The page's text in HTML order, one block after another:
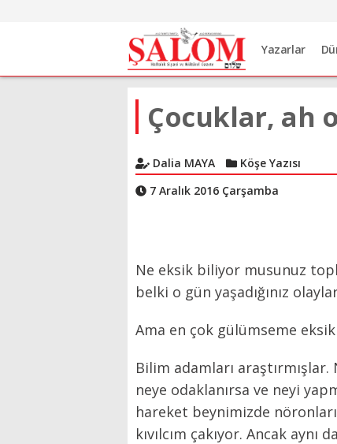
Yazarlar
Çocuklar, ah
Dalia MAYA
Köşe Yazısı
7 Aralık 2016 Çarşamba
Ne eksik biliyor musunuz
belki o gün yaşadığınız
Ama en çok gülümseme eksik
Bilim adamları
neye odaklanırsa ve neyi
hareket beynimizde
kıvılcım çakıyor. Ancak